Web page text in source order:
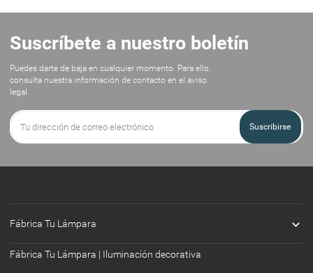
Suscríbete a nuestro boletín
Puedes darte de baja en cualquier momento. Para ello,
consulta nuestra información de contacto en el aviso
legal.
Suscribirse
Fábrica Tu Lámpara 
Fábrica Tu Lámpara | Iluminación decorativa